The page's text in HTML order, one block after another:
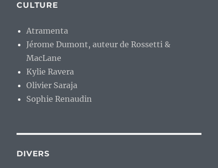
CULTURE
Atramenta
Jérome Dumont, auteur de Rossetti &
MacLane
Kylie Ravera
Olivier Saraja
Sophie Renaudin
DIVERS